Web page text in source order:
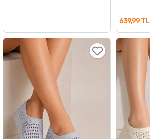
639,99 TL